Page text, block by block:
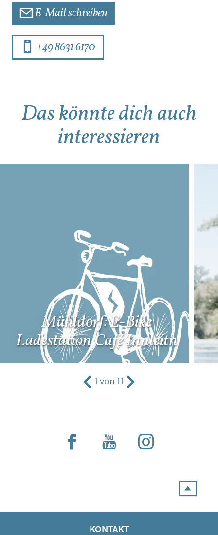
E-Mail schreiben
+49 8631 6170
Das könnte dich auch
interessieren
Mühldorf: E-Bike
Ladestation Café Innleitn
1 von 11
KONTAKT